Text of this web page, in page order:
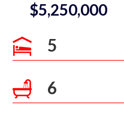
$5,250,000
5
6